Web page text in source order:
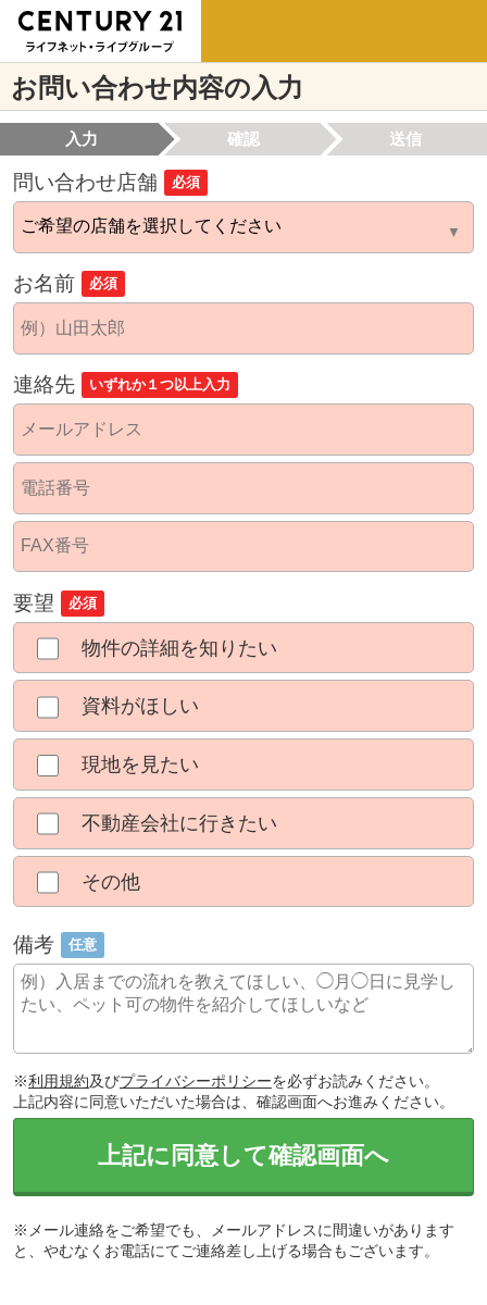
お問い合わせ内容の入力
入力 確認 送信
問い合わせ店舗 必須
お名前 必須
連絡先 いずれか１つ以上入力
要望 必須
物件の詳細を知りたい
資料がほしい
現地を見たい
不動産会社に行きたい
その他
備考 任意
※利用規約及びプライバシーポリシーを必ずお読みください。
上記内容に同意いただいた場合は、確認画面へお進みください。
上記に同意して確認画面へ
※メール連絡をご希望でも、メールアドレスに間違いがあります
と、やむなくお電話にてご連絡差し上げる場合もございます。